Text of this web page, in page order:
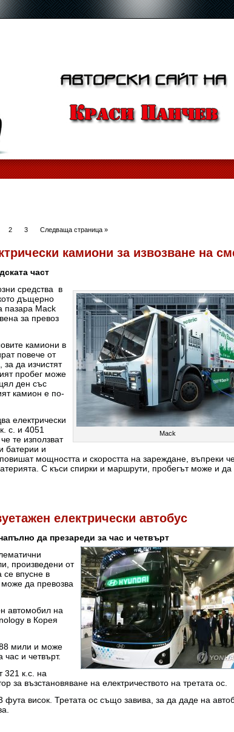
2 3 Следваща страница »
камиони за извозване на
част
Mack
средства в
дъщерно
пазара Mack
за превоз
камиони в
повече от
да изчистят
пробег може
ден със
камион е по-
електрически
с. и 4051
те използват
батерии и
мощността и скоростта на зареждане, въпреки
С къси спирки и маршрути, пробегът може и да
електрически автобус
да презареди за час и четвърт
произведени от
се впусне в
може да превозва
автомобил на
в Корея
мили и може
и четвърт.
321 к.с. на
за възстановяване на електричеството на третата ос.
висок. Третата ос също завива, за да даде на